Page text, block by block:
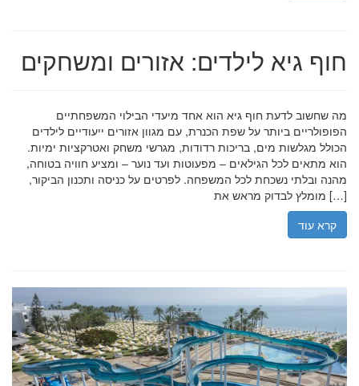
חוף גיא לילדים: אזורים ומשחקים
מה שחשוב לדעת חוף גיא הוא אחד מיעדי הבילוי המשפחתיים
הפופולריים ביותר על שפת הכנרת, עם מגוון אזורים ייעודיים לילדים
הכולל מגלשות מים, בריכות רדודות, מגרשי משחק ואטרקציות ימיות.
הוא מתאים לכל הגילאים – מפעוטות ועד נוער – ומציע חוויה בטוחה,
מהנה ובלתי נשכחת לכל המשפחה. לפרטים על כניסה ותכנון הביקור,
מומלץ לבדוק מראש את […]
קרא עוד